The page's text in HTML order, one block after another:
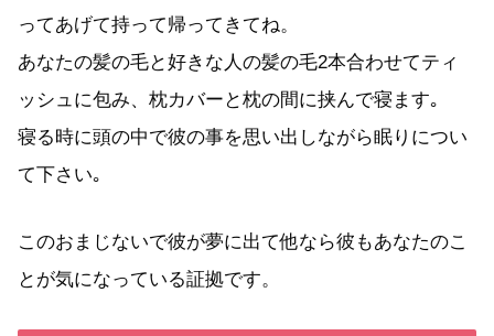
ってあげて持って帰ってきてね。
あなたの髪の毛と好きな人の髪の毛2本合わせてティ
ッシュに包み、枕カバーと枕の間に挟んで寝ます｡
寝る時に頭の中で彼の事を思い出しながら眠りについ
て下さい｡
このおまじないで彼が夢に出て他なら彼もあなたのこ
とが気になっている証拠です。